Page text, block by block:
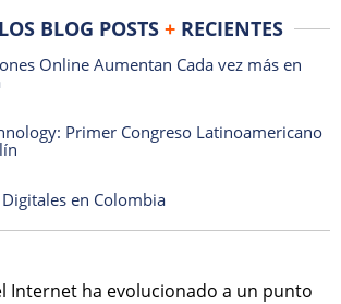
BLOG POSTS +RECIENTES
Online Aumentan Cada vez más en
Primer Congreso Latinoamericano
en Colombia
Internet ha evolucionado a un punto